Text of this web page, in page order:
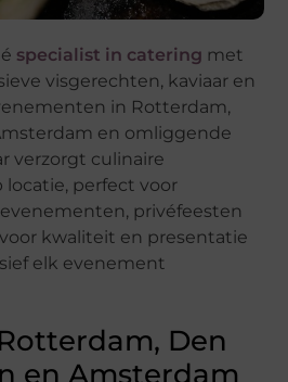
specialist in catering met
visgerechten, kaviaar en
in Rotterdam,
en omliggende
verzorgt culinaire
perfect voor
privéfeesten
kwaliteit en presentatie
elk evenement
Den
en Amsterdam